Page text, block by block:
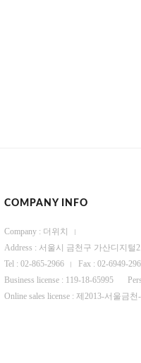
COMPANY INFO
Company : 더위치
Address : 서울시 금천구 가산디지털
Tel : 02-865-2966
Fax : 02-6949-
Business license : 119-18-65995
Online sales license : 제2013-서울금천